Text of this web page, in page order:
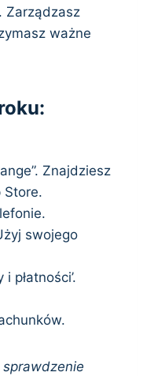
Zarządzasz
ważne
Znajdziesz
Store.
swojego
płatności’.